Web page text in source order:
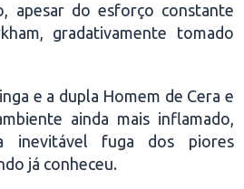
apesar do esforço constante
gradativamente tomado
e a dupla Homem de Cera e
ainda mais inflamado,
inevitável fuga dos piores
já conheceu.